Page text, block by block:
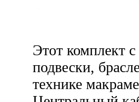
Этот комплект
подвески,
технике макраме